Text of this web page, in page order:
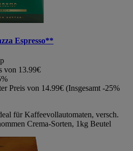
Espresso**
von 13.99€
Preis von 14.99€ (Insgesamt -25%
für Kaffeevollautomaten, versch.
Crema-Sorten, 1kg Beutel